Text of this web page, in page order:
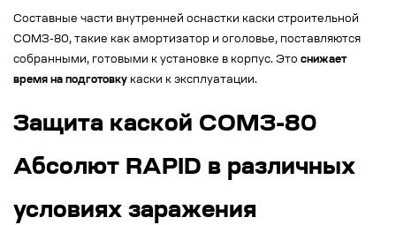
Составные части внутренней оснастки каски строительной
СОМЗ-80, такие как амортизатор и оголовье, поставляются
собранными, готовыми к установке в корпус. Это снижает
время на подготовку каски к эксплуатации.
Защита каской СОМЗ-80
Абсолют RAPID в различных
условиях заражения